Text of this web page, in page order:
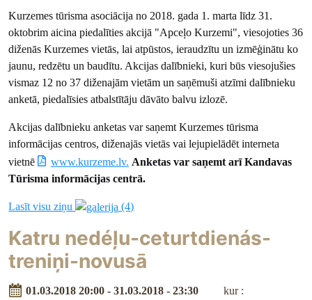
Kurzemes tūrisma asociācija no 2018. gada 1. marta līdz 31.
oktobrim aicina piedalīties akcijā "Apceļo Kurzemi", viesojoties 36
diženās Kurzemes vietās, lai atpūstos, ieraudzītu un izmēģinātu ko
jaunu, redzētu un baudītu. Akcijas dalībnieki, kuri būs viesojušies
vismaz 12 no 37 diženajām vietām un saņēmuši atzīmi dalībnieku
anketā, piedalīsies atbalstītāju dāvāto balvu izlozē.
Akcijas dalībnieku anketas var saņemt Kurzemes tūrisma
informācijas centros, diženajās vietās vai lejupielādēt interneta
vietnē
www.kurzeme.lv. Anketas var saņemt arī Kandavas
Tūrisma informācijas centrā.
Lasīt visu ziņu (4)
Katru nedéļu-ceturtdienás-
treniņi-novusā
01.03.2018 20:00 - 31.03.2018 - 23:30
kur :